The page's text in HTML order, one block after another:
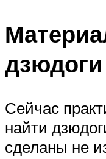
дзюдоги
Сейчас
найти
сделаны не